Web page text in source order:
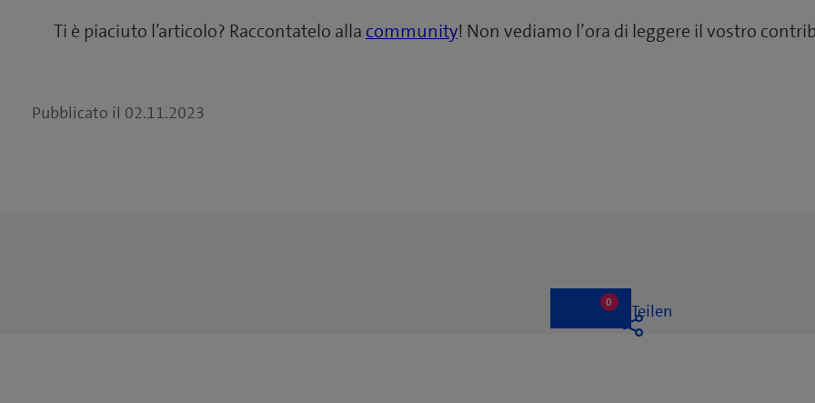
Ti è piaciuto l’articolo? Raccontatelo alla community! Non vediamo l’ora di leggere il vostro
Pubblicato il 02.11.2023
00 Teilen